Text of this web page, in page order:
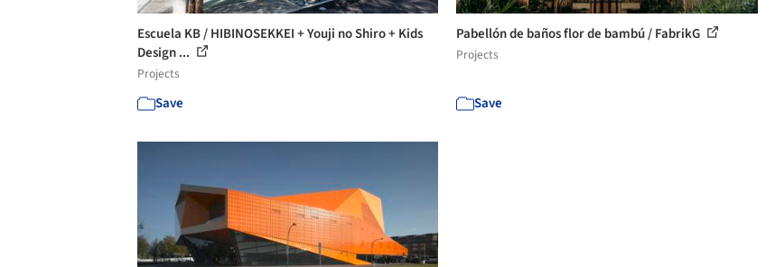
Escuela KB / HIBINOSEKKEI + Youji no Shiro + Kids
Design ...
Projects
Save
Pabellón de baños flor de bambú / FabrikG
Projects
Save